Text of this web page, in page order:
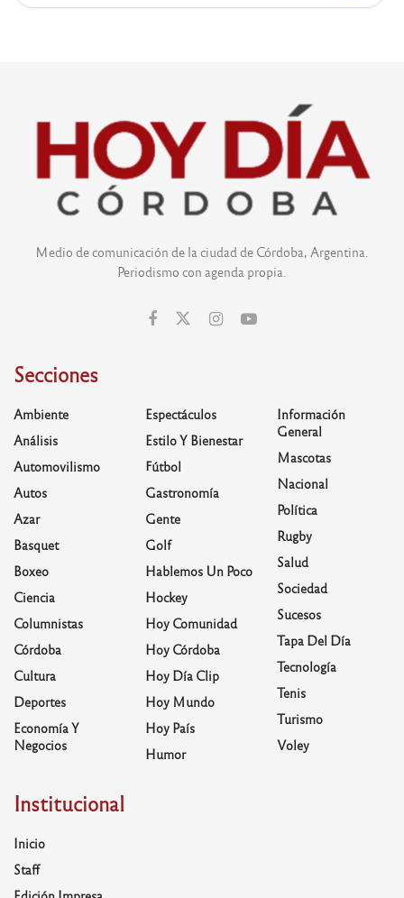
Medio de comunicación de la ciudad de Córdoba, Argentina.
Periodismo con agenda propia.
Secciones
Ambiente
Análisis
Automovilismo
Autos
Azar
Basquet
Boxeo
Ciencia
Columnistas
Córdoba
Cultura
Deportes
Economía Y
Negocios
Espectáculos
Estilo Y Bienestar
Fútbol
Gastronomía
Gente
Golf
Hablemos Un Poco
Hockey
Hoy Comunidad
Hoy Córdoba
Hoy Día Clip
Hoy Mundo
Hoy País
Humor
Información
General
Mascotas
Nacional
Política
Rugby
Salud
Sociedad
Sucesos
Tapa Del Día
Tecnología
Tenis
Turismo
Voley
Institucional
Inicio
Staff